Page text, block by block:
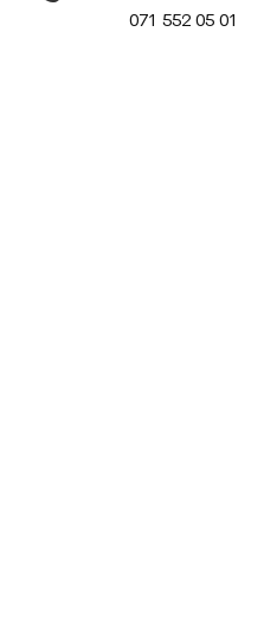
071 552 05 01